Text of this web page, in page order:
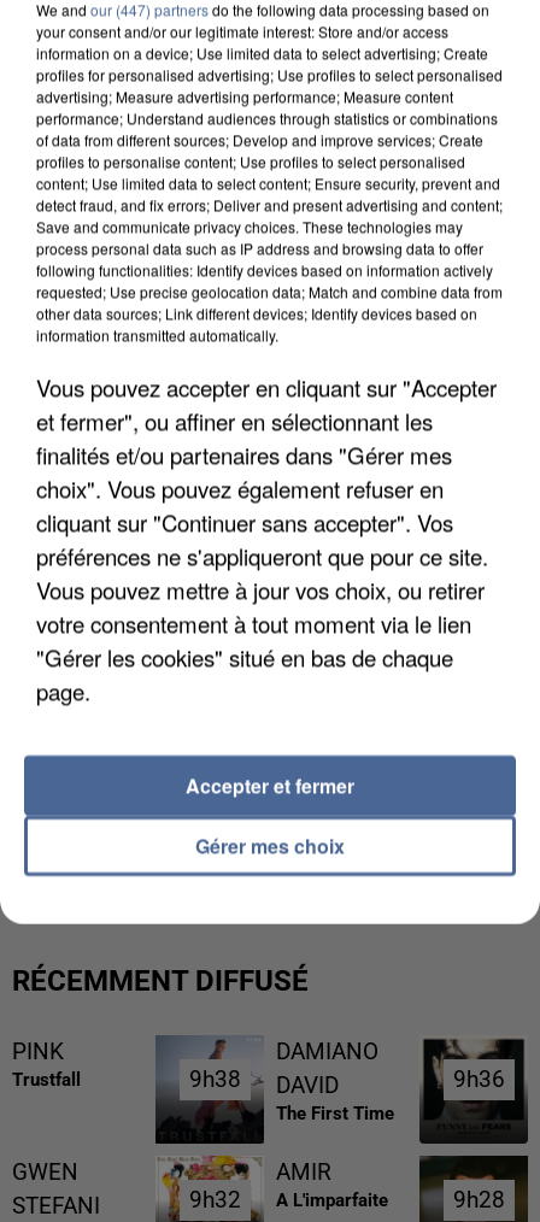
MAFIA INTERPELLÉ EN ALGÉRIE
UN SECOND CADRE DE LA DZ MAFIA
INTERPELLÉ EN ALGÉRIE
RÉCEMMENT DIFFUSÉ
PINK
Trustfall 9h38
9h38
DAMIANO
DAVID
The First Time
9h36
9h36
GWEN
STEFANI
9h32
9h32
AMIR
A L'imparfaite 9h28
9h28
We and our (447) partnersdo the following data processing based on
your consent and/or our legitimate interest: Store and/or access
information on a device; Use limited data to select advertising; Create
profiles for personalised advertising; Use profiles to select personalised
advertising; Measure advertising performance; Measure content
performance; Understand audiences through statistics or combinations
of data from different sources; Develop and improve services; Create
profiles to personalise content; Use profiles to select personalised
content; Use limited data to select content; Ensure security, prevent and
detect fraud, and fix errors; Deliver and present advertising and content;
Save and communicate privacy choices. These technologies may
process personal data such as IP address and browsing data to offer
following functionalities: Identify devices based on information actively
requested; Use precise geolocation data; Match and combine data from
other data sources; Link different devices; Identify devices based on
information transmitted automatically.
Vous pouvez accepter en cliquant sur "Accepter
et fermer", ou affiner en sélectionnant les
finalités et/ou partenaires dans "Gérer mes
choix". Vous pouvez également refuser en
cliquant sur "Continuer sans accepter". Vos
préférences ne s'appliqueront que pour ce site.
Vous pouvez mettre à jour vos choix, ou retirer
votre consentement à tout moment via le lien
"Gérer les cookies" situé en bas de chaque
page.
Gérer mes choix
Accepter et fermer